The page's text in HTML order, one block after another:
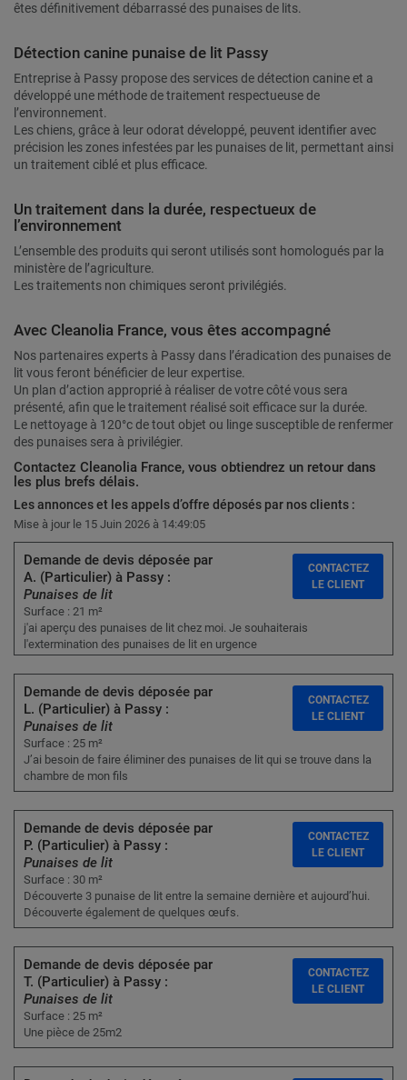
êtes définitivement débarrassé des punaises de lits.
Détection canine punaise de lit Passy
Entreprise à Passy propose des services de détection canine et a
développé une méthode de traitement respectueuse de
l’environnement.
Les chiens, grâce à leur odorat développé, peuvent identifier avec
précision les zones infestées par les punaises de lit, permettant ainsi
un traitement ciblé et plus efficace.
Un traitement dans la durée, respectueux de
l’environnement
L’ensemble des produits qui seront utilisés sont homologués par la
ministère de l’agriculture.
Les traitements non chimiques seront privilégiés.
Avec Cleanolia France, vous êtes accompagné
Nos partenaires experts à Passy dans l’éradication des punaises de
lit vous feront bénéficier de leur expertise.
Un plan d’action approprié à réaliser de votre côté vous sera
présenté, afin que le traitement réalisé soit efficace sur la durée.
Le nettoyage à 120°c de tout objet ou linge susceptible de renfermer
des punaises sera à privilégier.
Contactez Cleanolia France, vous obtiendrez un retour dans
les plus brefs délais.
Les annonces et les appels d’offre déposés par nos clients :
Mise à jour le 15 Juin 2026 à 14:49:05
Demande de devis déposée par
A. (Particulier) à Passy :
Punaises de lit
Surface : 21 m²
j'ai aperçu des punaises de lit chez moi. Je souhaiterais
l'extermination des punaises de lit en urgence
CONTACTEZ
LE CLIENT
Demande de devis déposée par
L. (Particulier) à Passy :
Punaises de lit
Surface : 25 m²
J’ai besoin de faire éliminer des punaises de lit qui se trouve dans la
chambre de mon fils
CONTACTEZ
LE CLIENT
Demande de devis déposée par
P. (Particulier) à Passy :
Punaises de lit
Surface : 30 m²
Découverte 3 punaise de lit entre la semaine dernière et aujourd’hui.
Découverte également de quelques œufs.
CONTACTEZ
LE CLIENT
Demande de devis déposée par
T. (Particulier) à Passy :
Punaises de lit
Surface : 25 m²
Une pièce de 25m2
CONTACTEZ
LE CLIENT